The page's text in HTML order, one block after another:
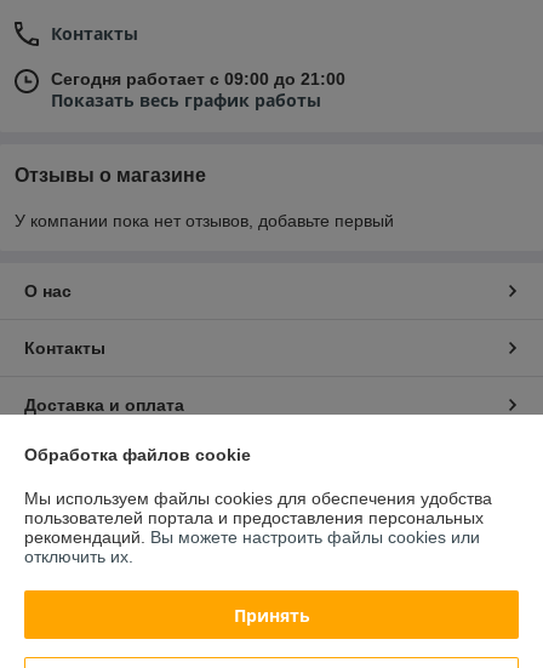
Контакты
Сегодня работает с 09:00 до 21:00
Показать весь график работы
Отзывы о магазине
У компании пока нет отзывов, добавьте первый
О нас
Контакты
Доставка и оплата
График работы
Полная версия сайта
Сайт создан на платформе Deal.by
Обработка файлов cookie
Мы используем файлы cookies для обеспечения удобства
пользователей портала и предоставления персональных
рекомендаций. Вы можете настроить файлы cookies или
отключить их.
Принять